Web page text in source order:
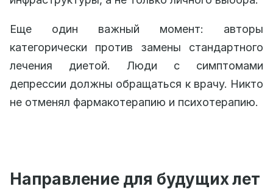
Еще один важный момент: авторы
категорически против замены стандартного
лечения диетой. Люди с симптомами
депрессии должны обращаться к врачу. Никто
не отменял фармакотерапию и психотерапию.
Направление для будущих лет